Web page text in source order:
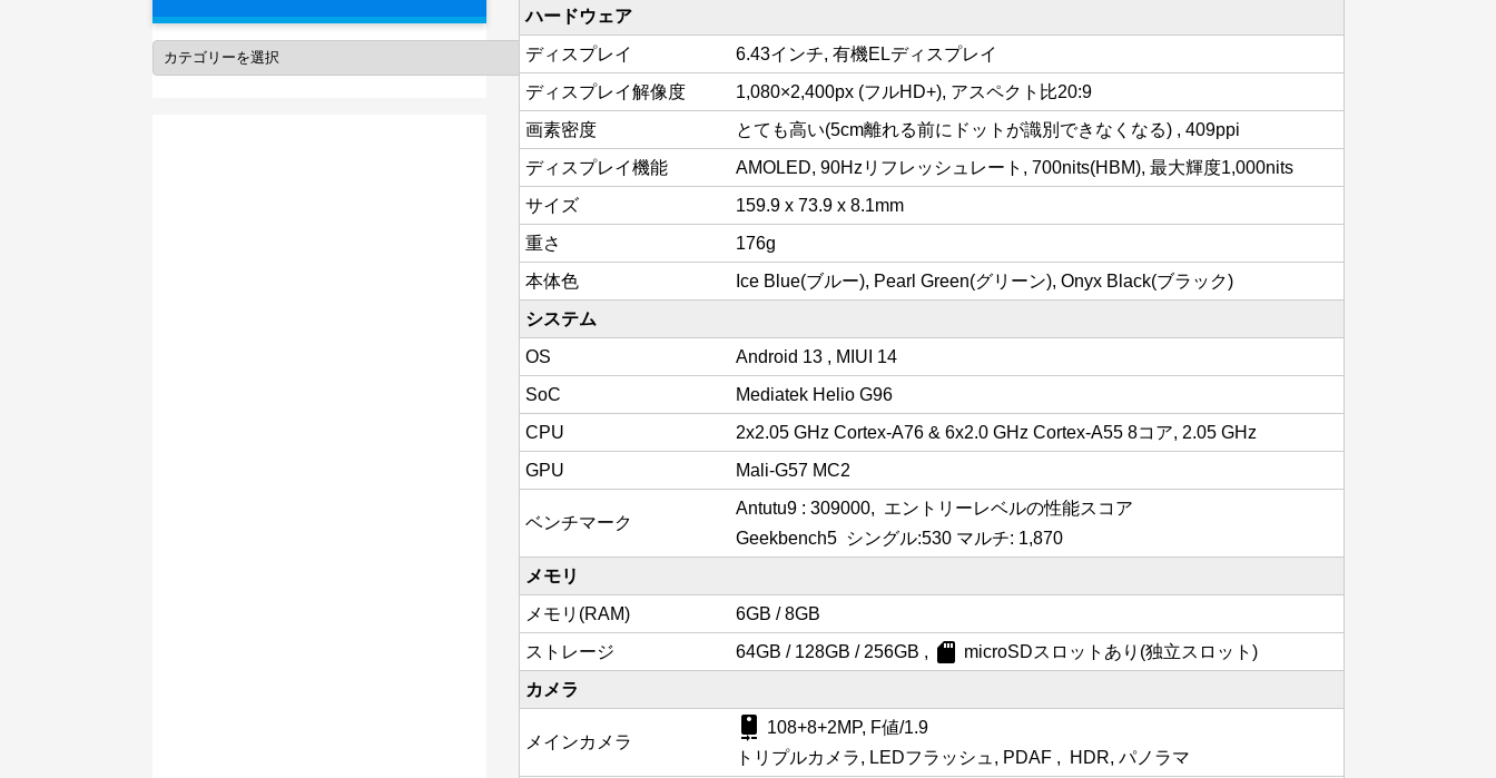
ハードウェア
ディスプレイ
6.43インチ, 有機ELディスプレイ
ディスプレイ解像度
1,080×2,400px (フルHD+), アスペクト比20:9
画素密度
とても高い(5cm離れる前にドットが識別できなくなる) , 409ppi
ディスプレイ機能
AMOLED, 90Hzリフレッシュレート, 700nits(HBM), 最大輝度1,000nits
サイズ
159.9 x 73.9 x 8.1mm
重さ
176g
本体色
Ice Blue(ブルー), Pearl Green(グリーン), Onyx Black(ブラック)
システム
OS
Android 13 , MIUI 14
SoC
Mediatek Helio G96
CPU
2x2.05 GHz Cortex-A76 & 6x2.0 GHz Cortex-A55 8コア, 2.05 GHz
GPU
Mali-G57 MC2
ベンチマーク
Antutu9 : 309000, エントリーレベルの性能スコア
Geekbench5 シングル:530 マルチ: 1,870
メモリ
メモリ(RAM)
6GB / 8GB
ストレージ
64GB / 128GB / 256GB , sd_card microSDスロットあり(独立スロット)
カメラ
メインカメラ
camera_rear 108+8+2MP, F値/1.9
トリプルカメラ, LEDフラッシュ, PDAF , HDR, パノラマ